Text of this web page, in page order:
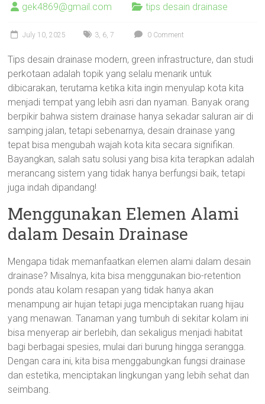
gek4869@gmail.com tips desain drainase
July 10, 2025 3, 6,7 0 Comment
Tips desain drainase modern, green infrastructure, dan studi
perkotaan adalah topik yang selalu menarik untuk
dibicarakan, terutama ketika kita ingin menyulap kota kita
menjadi tempat yang lebih asri dan nyaman. Banyak orang
berpikir bahwa sistem drainase hanya sekadar saluran air di
samping jalan, tetapi sebenarnya, desain drainase yang
tepat bisa mengubah wajah kota kita secara signifikan.
Bayangkan, salah satu solusi yang bisa kita terapkan adalah
merancang sistem yang tidak hanya berfungsi baik, tetapi
juga indah dipandang!
Menggunakan Elemen Alami
dalam Desain Drainase
Mengapa tidak memanfaatkan elemen alami dalam desain
drainase? Misalnya, kita bisa menggunakan bio-retention
ponds atau kolam resapan yang tidak hanya akan
menampung air hujan tetapi juga menciptakan ruang hijau
yang menawan. Tanaman yang tumbuh di sekitar kolam ini
bisa menyerap air berlebih, dan sekaligus menjadi habitat
bagi berbagai spesies, mulai dari burung hingga serangga.
Dengan cara ini, kita bisa menggabungkan fungsi drainase
dan estetika, menciptakan lingkungan yang lebih sehat dan
seimbang.